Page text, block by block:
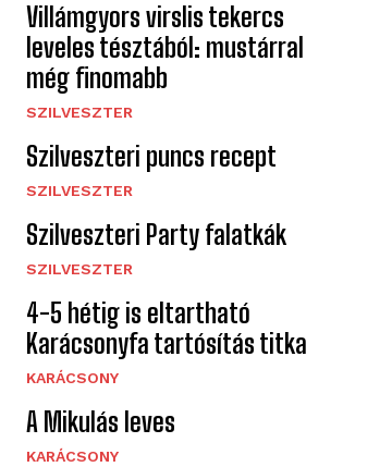
Villámgyors virslis tekercs
leveles tésztából: mustárral
még finomabb
SZILVESZTER
Szilveszteri puncs recept
SZILVESZTER
Szilveszteri Party falatkák
SZILVESZTER
4-5 hétig is eltartható
Karácsonyfa tartósítás titka
KARÁCSONY
A Mikulás leves
KARÁCSONY